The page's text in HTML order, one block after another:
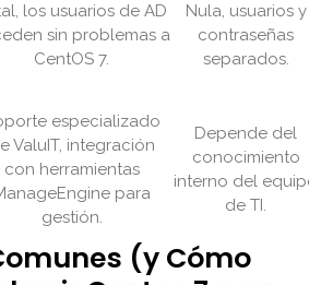
los usuarios de AD
sin problemas a
CentOS 7.
Nula, usuarios y
contraseñas
separados.
especializado
ValuIT, integración
con herramientas
para
gestión.
Depende del
conocimiento
interno del
de TI.
(y Cómo